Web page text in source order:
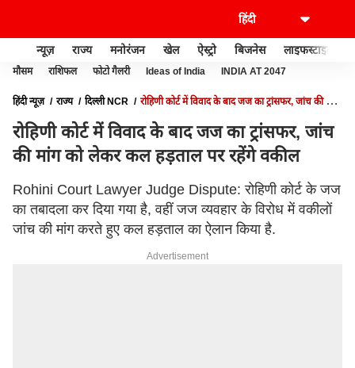
न्यूज़ राज्य मनोरंजन खेल ऐस्ट्रो बिजनेस लाइफस्टाइल
मौसम राशिफल फोटो गैलरी Ideas of India INDIA AT 2047
हिंदी न्यूज़ राज्य दिल्ली NCR
रोहिणी कोर्ट में विवाद के बाद जज का ट्रांसफर, जांच की मांग
रोहिणी कोर्ट में विवाद के बाद जज का ट्रांसफर, जांच
की मांग को लेकर कल हड़ताल पर रहेंगे वकील
Rohini Court Lawyer Judge Dispute: रोहिणी कोर्ट के जज
का तबादला कर दिया गया है, वहीं जज व्यवहार के विरोध में वकीलों
जांच की मांग करते हुए कल हड़ताल का ऐलान किया है.
Advertisement